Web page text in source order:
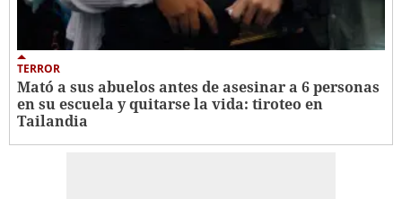
TERROR
Mató a sus abuelos antes de asesinar a 6 personas
en su escuela y quitarse la vida: tiroteo en
Tailandia